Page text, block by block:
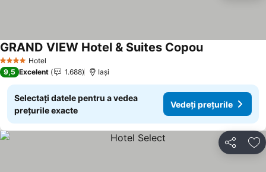
4 Stele Hotel
GRAND VIEW Hotel & Suites CopouVedeți
9,5 Excelent 1.688 Iaşi
Selectați datele pentru a vedea
prețurile exacte
Vedeți prețurile
Distribuiți